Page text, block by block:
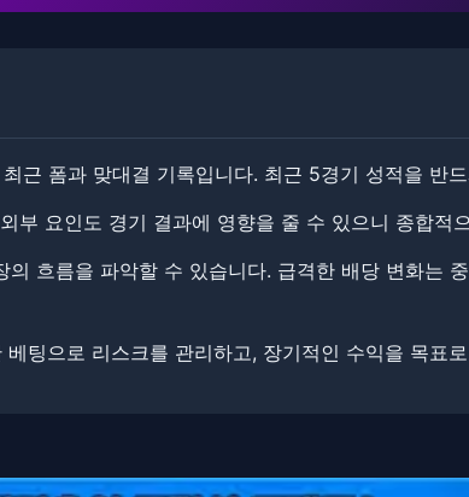
근 폼과 맞대결 기록입니다. 최근 5경기 성적을 반
부 요인도 경기 결과에 영향을 줄 수 있으니 종합적
의 흐름을 파악할 수 있습니다. ​​급격한 배당 변화는
팅으로 리스크를 관리하고, 장기적인 수익을 목표